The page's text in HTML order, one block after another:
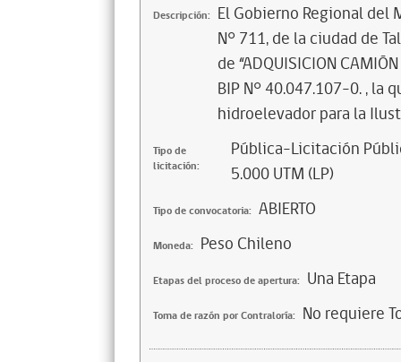
Descripción: El Gobierno Regional del
N° 711, de la ciudad de
de “ADQUISICION
BIP N° 40.047.107-0. ,
hidroelevador para la
Tipo de
licitación:
Pública-Licitación
5.000 UTM (LP)
Tipo de convocatoria: ABIERTO
Moneda: Peso Chileno
Etapas del proceso de apertura: Una Etapa
Toma de razón por Contraloría: No requiere